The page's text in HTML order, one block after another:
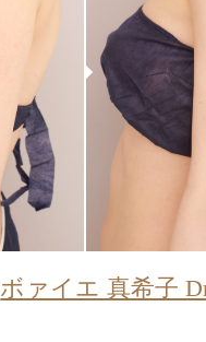
ボァイエ 真希子